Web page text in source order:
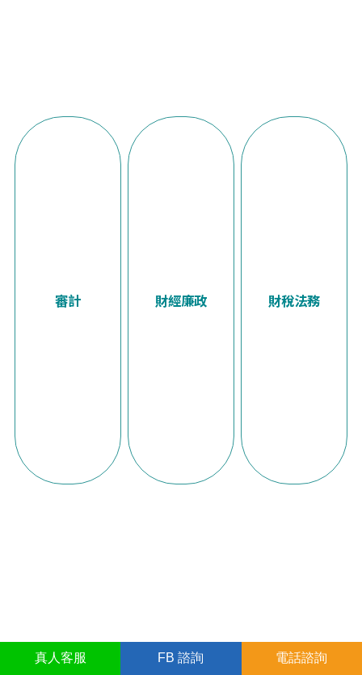
真人 客服 FB 諮詢 電話諮詢
審計 財經廉政 財稅法務